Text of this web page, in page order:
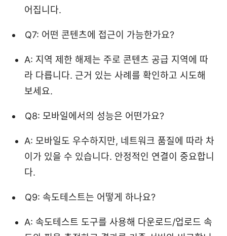
어집니다.
Q7: 어떤 콘텐츠에 접근이 가능한가요?
A: 지역 제한 해제는 주로 콘텐츠 공급 지역에 따
라 다릅니다. 근거 있는 사례를 확인하고 시도해
보세요.
Q8: 모바일에서의 성능은 어떤가요?
A: 모바일도 우수하지만, 네트워크 품질에 따라 차
이가 있을 수 있습니다. 안정적인 연결이 중요합니
다.
Q9: 속도테스트는 어떻게 하나요?
A: 속도테스트 도구를 사용해 다운로드/업로드 속